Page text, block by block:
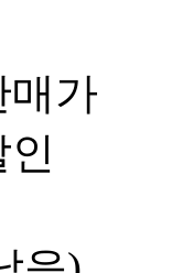
매가